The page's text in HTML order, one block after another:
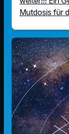
Mutdosis für